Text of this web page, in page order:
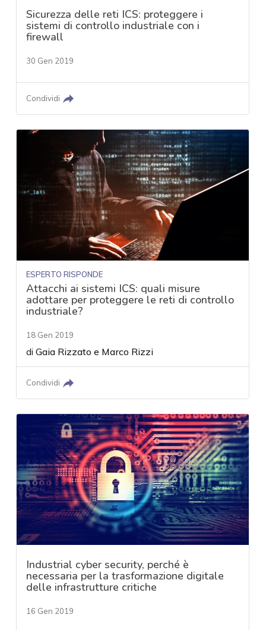
Sicurezza delle reti ICS: proteggere i
sistemi di controllo industriale con i
firewall
30 Gen 2019
Condividi
ESPERTO RISPONDE
Attacchi ai sistemi ICS: quali misure
adottare per proteggere le reti di controllo
industriale?
18 Gen 2019
diGaia Rizzato e Marco Rizzi
Condividi
Industrial cyber security, perché è
necessaria per la trasformazione digitale
delle infrastrutture critiche
16 Gen 2019